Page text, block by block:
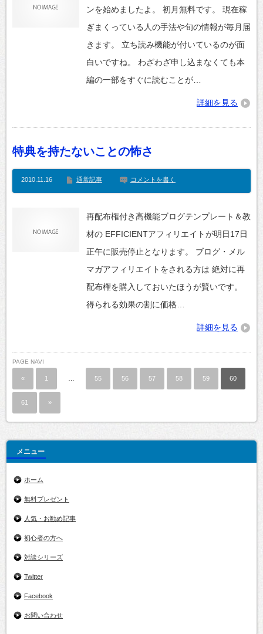
ンを始めましたよ。 初月無料です。 現在稼
ぎまくっている人の手法や旬の情報が毎月届
きます。 立ち読み機能が付いているのが面
白いですね。 わざわざ申し込まなくても本
編の一部をすぐに読むことが…
詳細を見る
特典を持たないことの怖さ
2010.11.16 通常記事 コメントを書く
再配布権付き高機能ブログテンプレート＆教
材の EFFICIENTアフィリエイトが明日17日
正午に販売停止となります。 ブログ・メル
マガアフィリエイトをされる方は 絶対に再
配布権を購入しておいたほうが賢いです。
得られる効果の割に価格…
詳細を見る
PAGE NAVI
« 1 55 56 57 58 59 60
61 »
メニュー
ホーム
無料プレゼント
人気・お勧め記事
初心者の方へ
対談シリーズ
Twitter
Facebook
お問い合わせ